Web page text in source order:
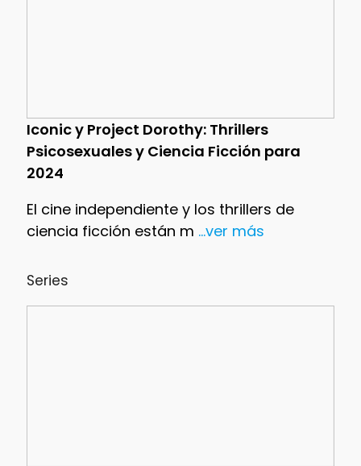
Iconic y Project Dorothy: Thrillers
Psicosexuales y Ciencia Ficción para
2024
El cine independiente y los thrillers de
ciencia ficción están m ...ver más
Series